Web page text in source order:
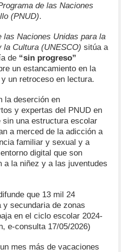
de las Naciones
(PNUD).
las Naciones Unidas para la
la Cultura (UNESCO) sitúa a
de “sin progreso”
un estancamiento en la
un retroceso en lectura.
la deserción en
y expertas del PNUD en
sin una estructura escolar
a merced de la adicción a
familiar y sexual y a
digital que son
a la niñez y a las juventudes
que 13 mil 24
secundaria de zonas
en el ciclo escolar 2024-
e-consulta 17/05/2026)
mes más de vacaciones